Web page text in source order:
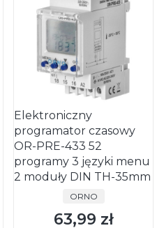
Elektroniczny
programator czasowy
OR-PRE-433 52
programy 3 języki menu
2 moduły DIN TH-35mm
PRODUCENT
ORNO
Cena
63,99 zł